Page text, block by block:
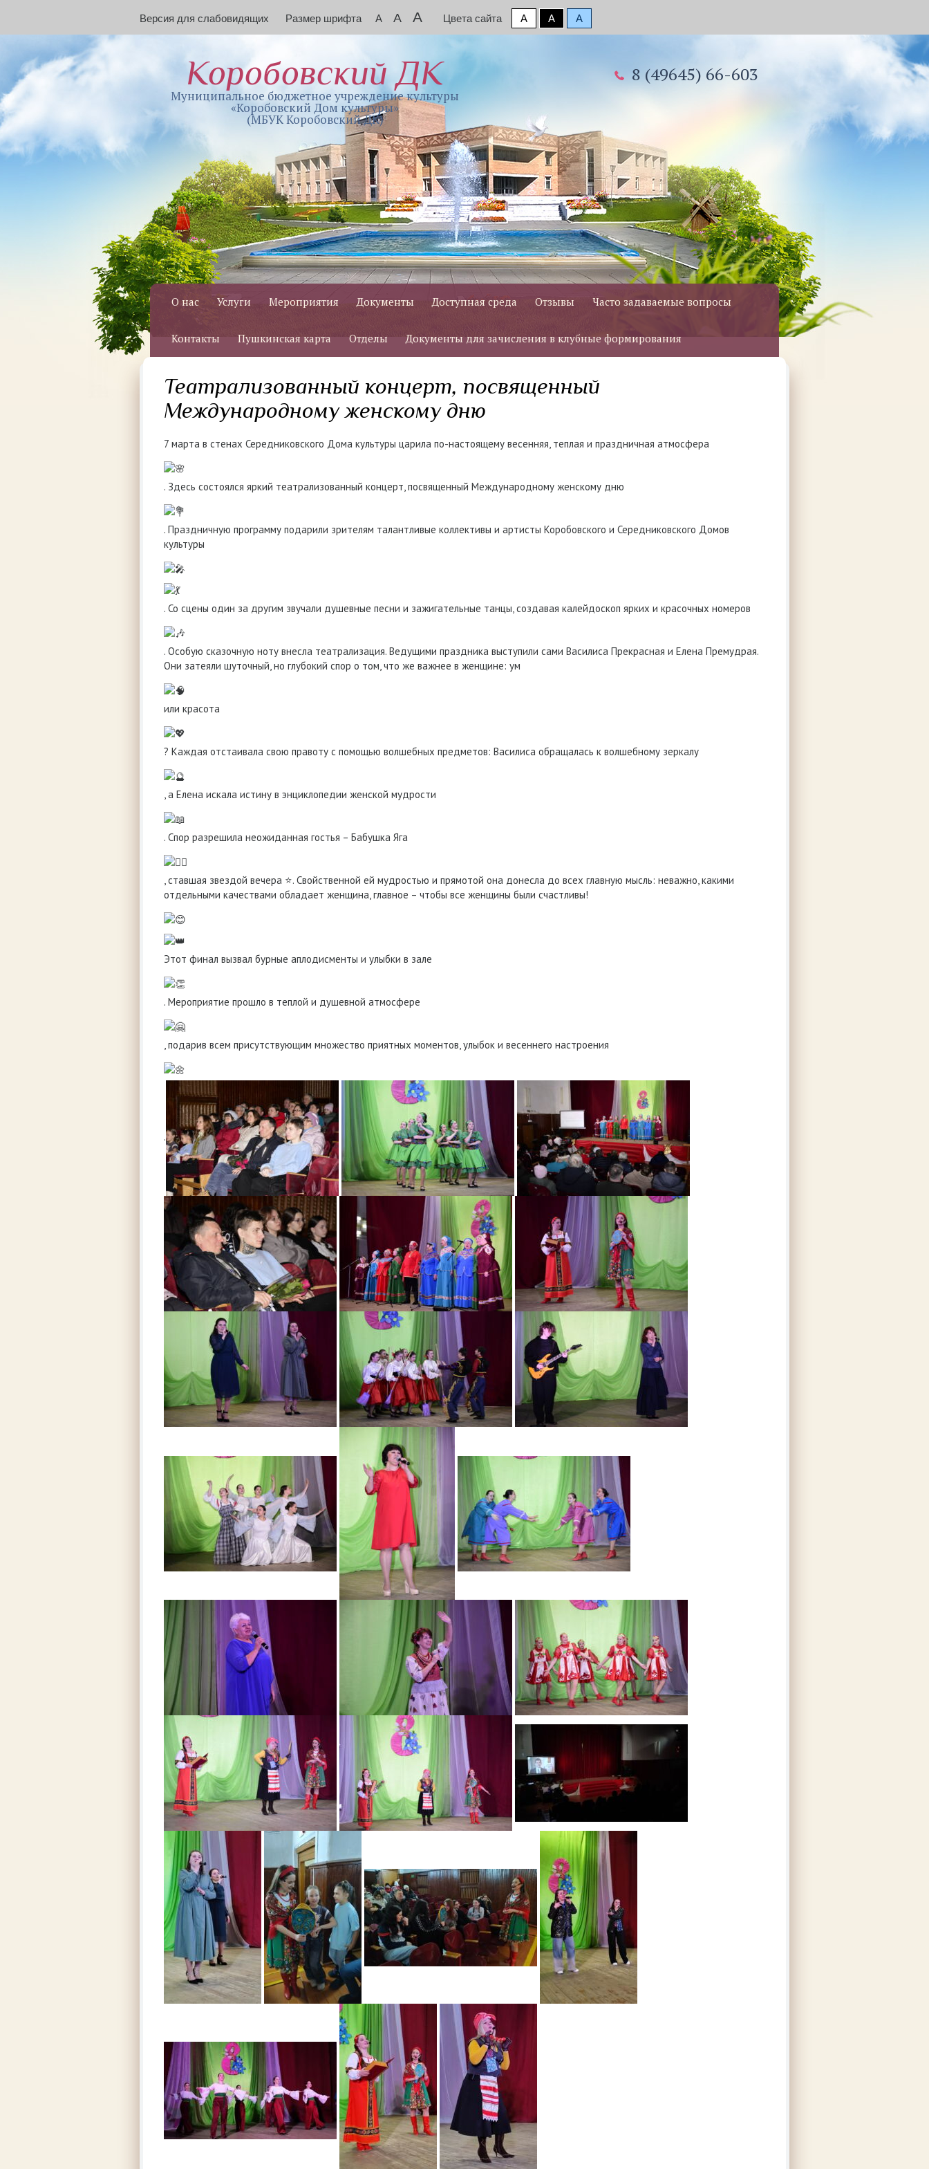
Версия для слабовидящих Размер шрифта A A A Цвета сайта A A A
Коробовский ДК
Муниципальное бюджетное учреждение культуры
«Коробовский Дом культуры»
(МБУК Коробовский ДК)
8 (49645) 66-603
О нас Услуги Мероприятия Документы Доступная среда Отзывы Часто задаваемые вопросы
Контакты Пушкинская карта Отделы Документы для зачисления в клубные формирования
Театрализованный концерт, посвященный
Международному женскому дню
7 марта в стенах Середниковского Дома культуры царила по-настоящему весенняя, теплая и праздничная атмосфера
. Здесь состоялся яркий театрализованный концерт, посвященный Международному женскому дню
. Праздничную программу подарили зрителям талантливые коллективы и артисты Коробовского и Середниковского Домов
культуры
. Со сцены один за другим звучали душевные песни и зажигательные танцы, создавая калейдоскоп ярких и красочных номеров
. Особую сказочную ноту внесла театрализация. Ведущими праздника выступили сами Василиса Прекрасная и Елена Премудрая.
Они затеяли шуточный, но глубокий спор о том, что же важнее в женщине: ум
или красота
? Каждая отстаивала свою правоту с помощью волшебных предметов: Василиса обращалась к волшебному зеркалу
, а Елена искала истину в энциклопедии женской мудрости
. Спор разрешила неожиданная гостья – Бабушка Яга
, ставшая звездой вечера ⭐. Свойственной ей мудростью и прямотой она донесла до всех главную мысль: неважно, какими
отдельными качествами обладает женщина, главное – чтобы все женщины были счастливы!
Этот финал вызвал бурные аплодисменты и улыбки в зале
. Мероприятие прошло в теплой и душевной атмосфере
, подарив всем присутствующим множество приятных моментов, улыбок и весеннего настроения
.